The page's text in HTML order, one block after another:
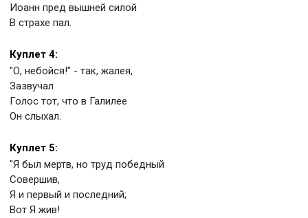
Иоанн пред вышней силой
В страхе пал.
Куплет 4:
"О, небойся!" - так, жалея,
Зазвучал
Голос тот, что в Галилее
Он слыхал.
Куплет 5:
"Я был мертв, но труд победный
Совершив,
Я и первый и последний;
Вот Я жив!